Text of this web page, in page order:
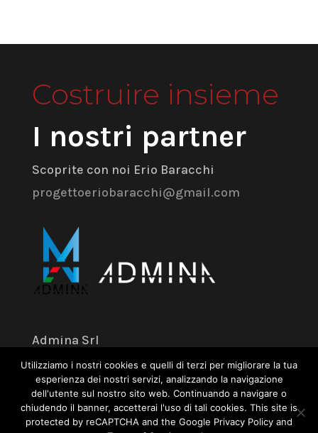
Costruire insieme
I nostri partner
Scoprite con noi Erio Baracchi
progettoeriobaracchi@gmail.com
Admina Srl
Via dell’Industria 18 – 41043 Formigine
(MO)
+39 059 574 504
Utilizziamo i nostri cookies e quelli di terzi per migliorare la tua
esperienza dei nostri servizi, analizzando la navigazione
dell'utente sul nostro sito web. Continuando a navigare o
chiudendo il banner, accetterai l'uso di tali cookies. This site is
protected by reCAPTCHA and the Google Privacy Policy and